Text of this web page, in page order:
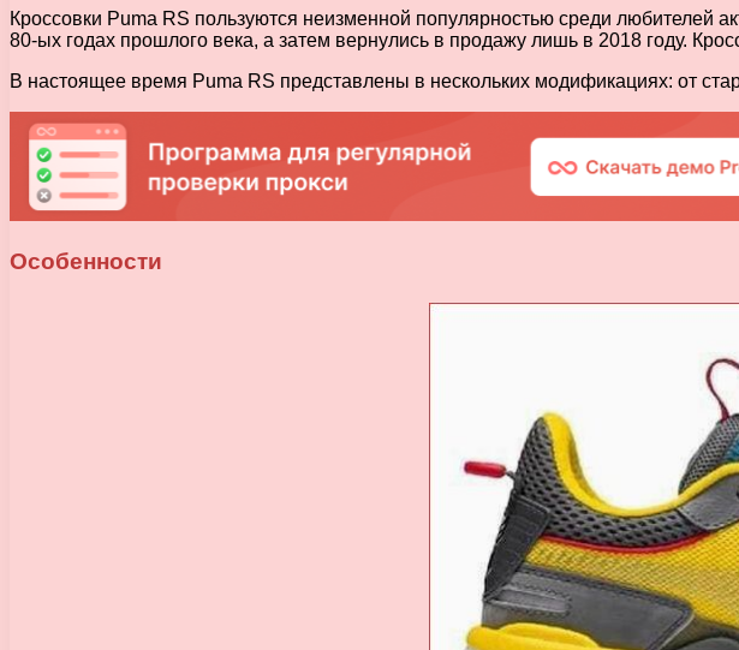
Кроссовки Puma RS пользуются неизменной популярностью среди
80-ых годах прошлого века, а затем вернулись в продажу лишь в 2018 году.
В настоящее время Puma RS представлены в нескольких модификациях: от
Особенности